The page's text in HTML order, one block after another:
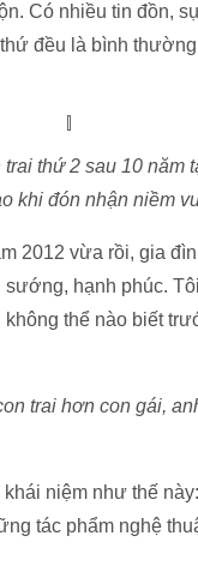
Có nhiều tin đồn,
đều là bình
thứ 2 sau 10 năm
khi đón nhận niềm
2012 vừa rồi, gia
hạnh phúc.
thể nào biết
trai hơn con gái,
niệm như thế
tác phẩm nghệ